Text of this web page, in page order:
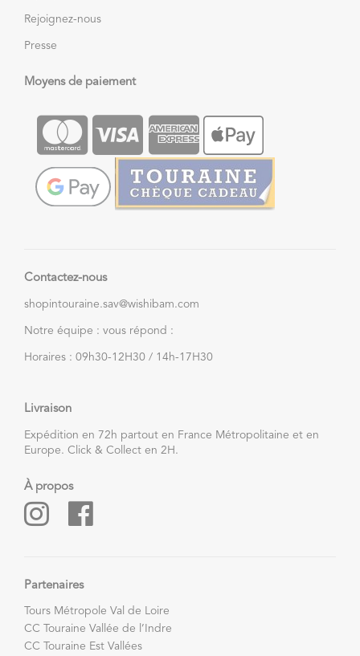
Rejoignez-nous
Presse
Moyens de paiement
Contactez-nous
shopintouraine.sav@wishibam.com
Notre équipe : vous répond :
Horaires : 09h30-12H30 / 14h-17H30
Livraison
Expédition en 72h partout en France Métropolitaine et en
Europe. Click & Collect en 2H.
À propos
Partenaires
Tours Métropole Val de Loire
CC Touraine Vallée de l’Indre
CC Touraine Est Vallées